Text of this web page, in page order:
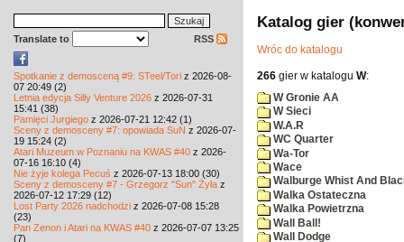
Translate to RSS
Spotkanie z demosceną #9: STeel/Tori z 2026-08-
07 20:49 (2)
Letnia edycja Silly Venture 2026 z 2026-07-31
15:41 (38)
Pamięci Jurgiego z 2026-07-21 12:42 (1)
Sceny z demosceny #7: opowiada SuN z 2026-07-
19 15:24 (2)
Atari Muzeum w Poznaniu na KWAS #40 z 2026-
07-16 16:10 (4)
Nie żyje kolega Pecuś z 2026-07-13 18:00 (30)
Sceny z demosceny #7 - Grzegorz "Sun" Żyła z
2026-07-12 17:29 (12)
Lost Party 2026 nadchodzi z 2026-07-08 15:28
(23)
Pan Zenon i Atari na KWAS #40 z 2026-07-07 13:25
(7)
Katalog gier
Wróc do katalogu
266 gier w katalogu W:
W Gronie AA
W Sieci
W.A.R
WC Quarter
Wa-Tor
Wace
Walburge Whist And
Walka Ostateczna
Walka Powietrzna
Wall Ball!
Wall Dodge